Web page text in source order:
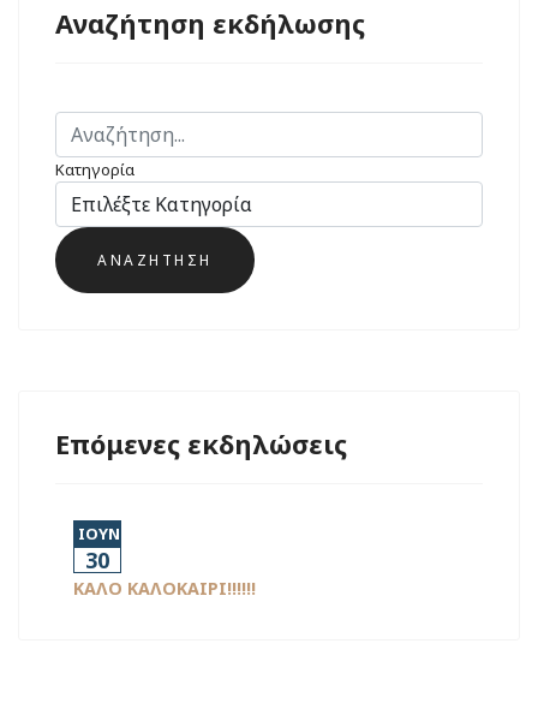
Αναζήτηση εκδήλωσης
Κατηγορία
Επόμενες εκδηλώσεις
ΙΟΥΝ
30
ΚΑΛΟ ΚΑΛΟΚΑΙΡΙ!!!!!!